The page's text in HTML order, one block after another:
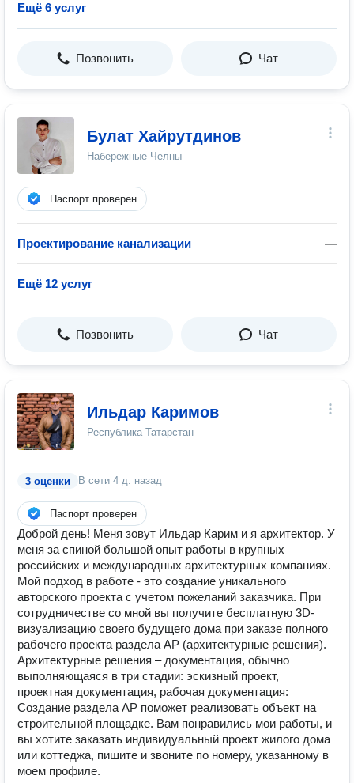
Ещё 6 услуг
Позвонить Чат
Булат Хайрутдинов
Набережные Челны
Паспорт проверен
Проектирование канализации —
Ещё 12 услуг
Позвонить Чат
Ильдар Каримов
Республика Татарстан
3 оценки В сети 4 д. назад
Паспорт проверен
Доброй день! Меня зовут Ильдар Карим и я архитектор. У
меня за спиной большой опыт работы в крупных
российских и международных архитектурных компаниях.
️Мой подход в работе - это создание уникального
авторского проекта с учетом пожеланий заказчика. При
сотрудничестве со мной вы получите бесплатную 3D-
визуализацию своего будущего дома при заказе полного
рабочего проекта раздела АР (архитектурные решения).
Архитектурные решения – документация, обычно
выполняющаяся в три стадии: эскизный проект,
проектная документация, рабочая документация:
Создание раздела АР поможет реализовать объект на
строительной площадке. Вам понравились мои работы, и
вы хотите заказать индивидуальный проект жилого дома
или коттеджа, пишите и звоните по номеру, указанному в
моем профиле.